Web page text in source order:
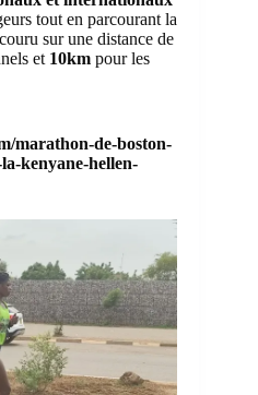
tout en parcourant la
sur une distance de
et 10km pour les
marathon-de-boston-
kenyane-hellen-